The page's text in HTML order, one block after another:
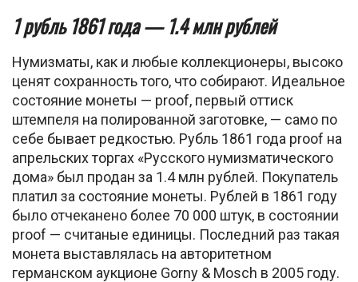
1 рубль 1861 года — 1.4 млн рублей
Нумизматы, как и любые коллекционеры, высоко
ценят сохранность того, что собирают. Идеальное
состояние монеты — proof, первый оттиск
штемпеля на полированной заготовке, — само по
себе бывает редкостью. Рубль 1861 года proof на
апрельских торгах «Русского нумизматического
дома» был продан за 1.4 млн рублей. Покупатель
платил за состояние монеты. Рублей в 1861 году
было отчеканено более 70 000 штук, в состоянии
proof — считаные единицы. Последний раз такая
монета выставлялась на авторитетном
германском аукционе Gorny & Mosch в 2005 году.